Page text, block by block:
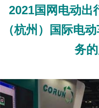
2021国网电动出
（杭州）国际电
务